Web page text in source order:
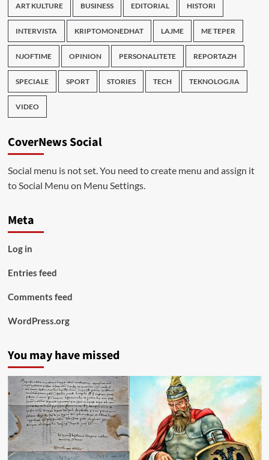
ART KULTURE BUSINESS EDITORIAL HISTORI
INTERVISTA KRIPTOMONEDHAT LAJME ME TEPER
NJOFTIME OPINION PERSONALITETE REPORTAZH
SPECIALE SPORT STORIES TECH TEKNOLOGJIA
VIDEO
CoverNews Social
Social menu is not set. You need to create menu and assign it
to Social Menu on Menu Settings.
Meta
Log in
Entries feed
Comments feed
WordPress.org
You may have missed